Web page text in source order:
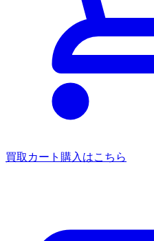
買取カート 購入はこちら